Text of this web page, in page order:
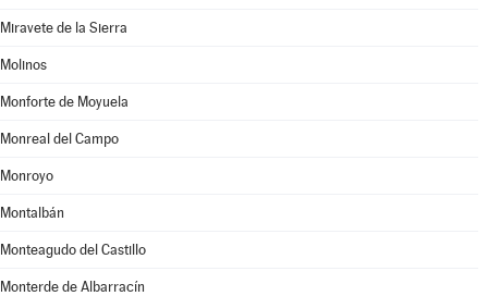
Miravete de la Sierra
Molinos
Monforte de Moyuela
Monreal del Campo
Monroyo
Montalbán
Monteagudo del Castillo
Monterde de Albarracín